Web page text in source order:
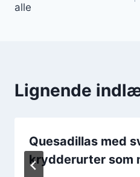
alle
Lignende
Quesadillas med
krydderurter som